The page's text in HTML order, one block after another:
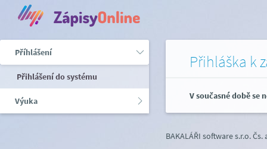
Příhlášení
Přihlášení do systému
Výuka
Přihláška k
V současné době se
BAKALÁŘI software s.r.o.Čs.